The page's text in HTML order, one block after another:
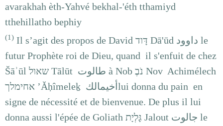
avarakhah èth-Yahvé bekhal-'éth tthamiyd
tthehillatho bephiy
(1) Il s’agit des propos de David דָּוד Dā'ūd داوود le
futur Prophète roi de Dieu, quand il s'enfuit de chez
Šāʾūl שאול Tālūt طالوت à Nob נֹבֶ Nov Achimélech
אחימלך ’Ăḥîmeleḵ أخيمالكlui donna du pain en
signe de nécessité et de bienvenue. De plus il lui
donna aussi l'épée de Goliath גָּלְיָת Jalout جالوت le